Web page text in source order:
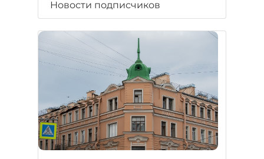
Новости подписчиков